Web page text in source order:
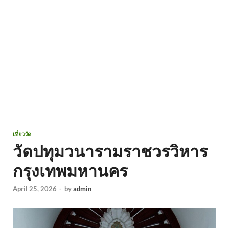
เที่ยววัด
วัดปทุมวนารามราชวรวิหาร
กรุงเทพมหานคร
April 25, 2026 - byadmin